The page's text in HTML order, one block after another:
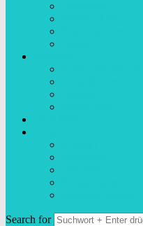
Search for